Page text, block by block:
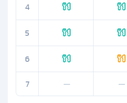
4
5
6
7
— —